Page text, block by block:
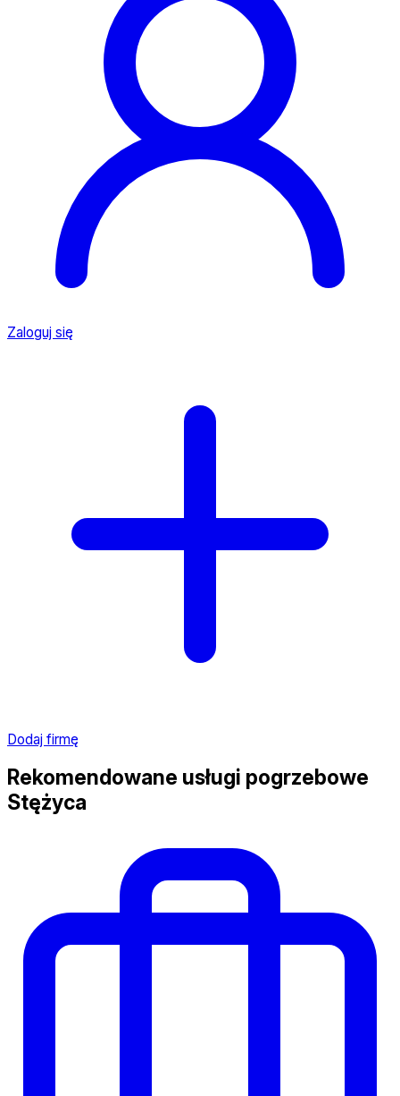
Zaloguj się
Dodaj firmę
Rekomendowane usługi pogrzebowe
Stężyca